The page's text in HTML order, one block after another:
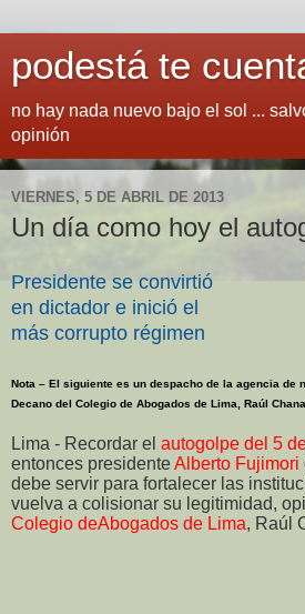
podestá te
no hay nada nuevo bajo el sol ...
opinión
VIERNES, 5 DE ABRIL DE 2013
Un día como hoy el
Presidente se convirtió
en dictador e inició el
más corrupto régimen
Nota – El siguiente es un despacho de la agencia de
Decano del Colegio de Abogados de Lima, Raúl
Lima - Recordar el autogolpe del 5
entonces presidenteAlberto Fujimori
debe servir para fortalecer las
vuelva a colisionar su legitimidad,
Colegio deAbogados de Lima, Raúl